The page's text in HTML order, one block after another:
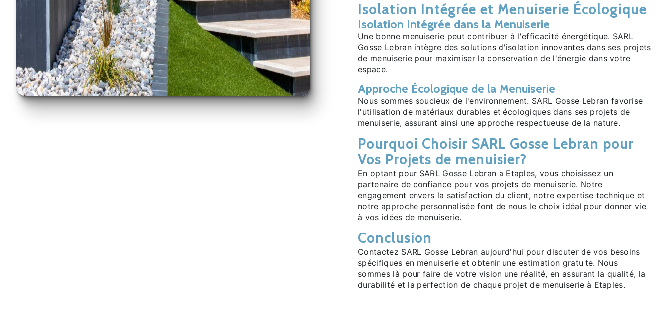
Isolation Intégrée et Menuiserie Écologique
Isolation Intégrée dans la Menuiserie
Une bonne menuiserie peut contribuer à l'efficacité énergétique. SARL
Gosse Lebran intègre des solutions d'isolation innovantes dans ses projets
de menuiserie pour maximiser la conservation de l'énergie dans votre
espace.
Approche Écologique de la Menuiserie
Nous sommes soucieux de l'environnement. SARL Gosse Lebran favorise
l'utilisation de matériaux durables et écologiques dans ses projets de
menuiserie, assurant ainsi une approche respectueuse de la nature.
Pourquoi Choisir SARL Gosse Lebran pour
Vos Projets de menuisier?
En optant pour SARL Gosse Lebran à Etaples, vous choisissez un
partenaire de confiance pour vos projets de menuiserie. Notre
engagement envers la satisfaction du client, notre expertise technique et
notre approche personnalisée font de nous le choix idéal pour donner vie
à vos idées de menuiserie.
Conclusion
Contactez SARL Gosse Lebran aujourd'hui pour discuter de vos besoins
spécifiques en menuiserie et obtenir une estimation gratuite. Nous
sommes là pour faire de votre vision une réalité, en assurant la qualité, la
durabilité et la perfection de chaque projet de menuiserie à Etaples.